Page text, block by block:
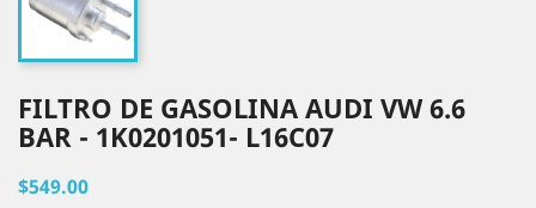
FILTRO DE GASOLINA AUDI VW 6.6
BAR - 1K0201051- L16C07
$549.00